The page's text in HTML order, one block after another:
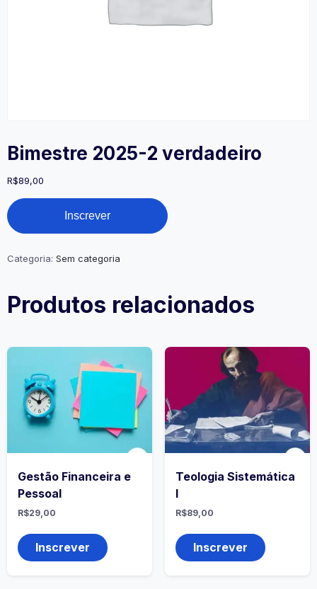
Bimestre 2025-2 verdadeiro
R$89,00
Bimestre
2025-
2
quantidade
Inscrever
Categoria: Sem categoria
Produtos relacionados
Gestão Financeira e
Pessoal
R$29,00
Inscrever
Teologia Sistemática
I
R$89,00
Inscrever